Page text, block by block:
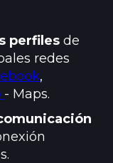
perfiles de
redes
,
- Maps.